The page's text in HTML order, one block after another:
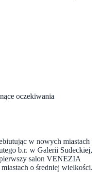
oczekiwania
w nowych miastach
b.r. w Galerii Sudeckiej,
salon VENEZIA
o średniej wielkości.